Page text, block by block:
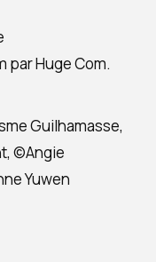
Huge Com.
Guilhamasse,
©Angie
Yuwen